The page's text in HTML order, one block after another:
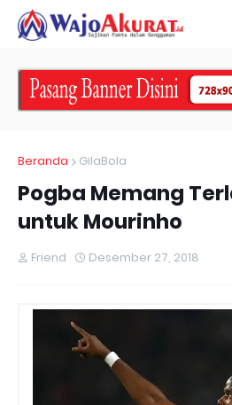
Beranda GilaBola
Pogba Memang
untuk Mourinho
Friend Desember 27, 2018